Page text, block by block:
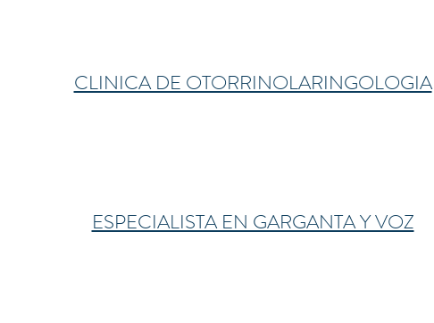
CLINICA DE OTORRINOLARINGOLOGIA
ESPECIALISTA EN GARGANTA Y VOZ